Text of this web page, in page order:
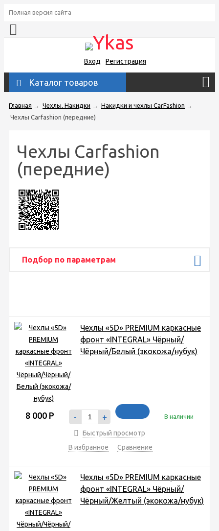
Полная версия сайта
Вход Регистрация
Каталог товаров
Главная → Чехлы. Накидки → Накидки и чехлы CarFashion →
Чехлы Carfashion (передние)
Чехлы Carfashion
(передние)
Подбор по параметрам
Чехлы «5D» PREMIUM каркасные
фронт «INTEGRAL» Чёрный/
Чёрный/Белый (экокожа/нубук)
8 000 Р - + В наличии
Быстрый просмотр
В избранное
Сравнение
Чехлы «5D» PREMIUM каркасные
фронт «INTEGRAL» Чёрный/
Чёрный/Желтый (экокожа/нубук)